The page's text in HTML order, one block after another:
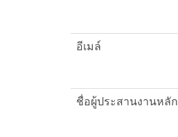
อีเมล์
ชื่อผู้ประสานงานหลัก